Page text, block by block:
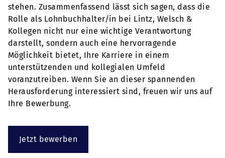
stehen. Zusammenfassend lässt sich sagen, dass die
Rolle als Lohnbuchhalter/in bei Lintz, Welsch &
Kollegen nicht nur eine wichtige Verantwortung
darstellt, sondern auch eine hervorragende
Möglichkeit bietet, Ihre Karriere in einem
unterstützenden und kollegialen Umfeld
voranzutreiben. Wenn Sie an dieser spannenden
Herausforderung interessiert sind, freuen wir uns auf
Ihre Bewerbung.
Jetzt bewerben